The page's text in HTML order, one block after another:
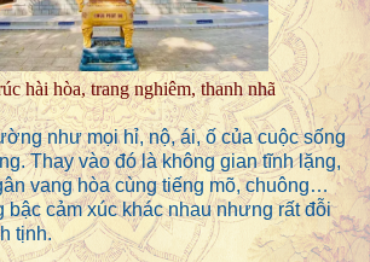
hài hòa, trang nghiêm, thanh nhã
như mọi hỉ, nộ, ái, ố của cuộc sống
Thay vào đó là không gian tĩnh lặng,
vang hòa cùng tiếng mõ, chuông…
bậc cảm xúc khác nhau nhưng rất đỗi
tịnh.